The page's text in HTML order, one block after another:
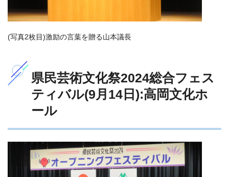
(写真2枚目)激励の言葉を贈る山本議長
県民芸術文化祭2024総合フェス
ティバル(9月14日):高岡文化ホ
ール